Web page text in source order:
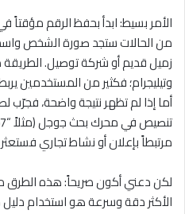
الأمر بسيط: ابدأ بحفظ الرقم
من الحالات ستجد صورة الشخص
زميل قديم أو شركة توصيل.
وتيليجرام؛ فكثير من المستخدمين
أما إذا لم تظهر نتيجة واضحة، فجرّب
مرتبطاً بإعلان أو نشاط تجاري
لكن دعني أكون صريحاً: هذه الطرق
الأكثر دقة وسرعة هو استخدام